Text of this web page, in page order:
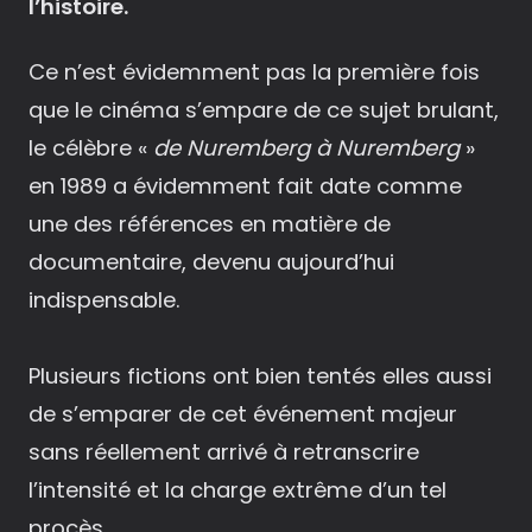
l’histoire.
Ce n’est évidemment pas la première fois
que le cinéma s’empare de ce sujet brulant,
le célèbre « de Nuremberg à Nuremberg»
en 1989 a évidemment fait date comme
une des références en matière de
documentaire, devenu aujourd’hui
indispensable.
Plusieurs fictions ont bien tentés elles aussi
de s’emparer de cet événement majeur
sans réellement arrivé à retranscrire
l’intensité et la charge extrême d’un tel